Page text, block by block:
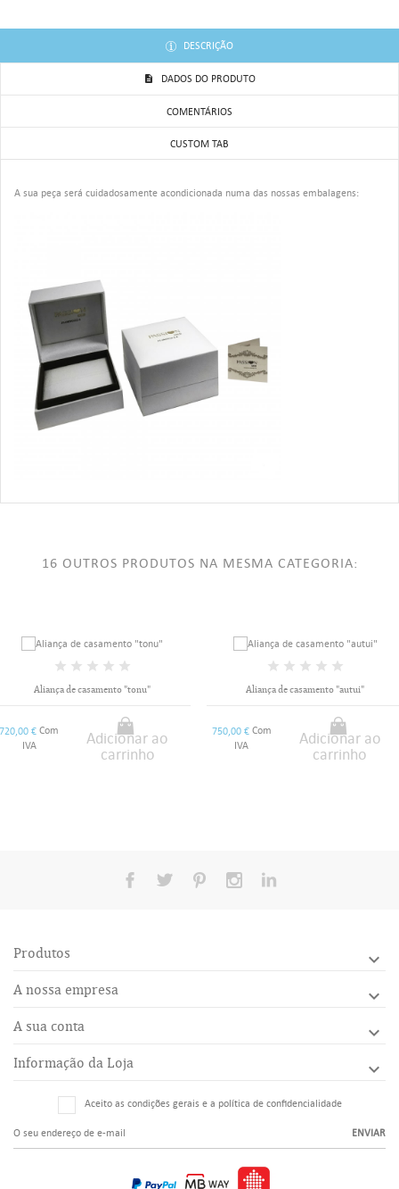
DESCRIÇÃO
DADOS DO PRODUTO
COMENTÁRIOS
CUSTOM TAB
A sua peça será cuidadosamente acondicionada numa das nossas embalagens:
16 OUTROS PRODUTOS NA MESMA CATEGORIA:
Aliança de casamento "tonu"
720,00 €Com
IVA
Adicionar ao
carrinho
Aliança de casamento "autui"
750,00 € Com
IVA
Adicionar ao
carrinho
Produtos 
A nossa empresa 
A sua conta 
Informação da Loja 
Aceito as condições gerais e a política de confidencialidade
ENVIAR